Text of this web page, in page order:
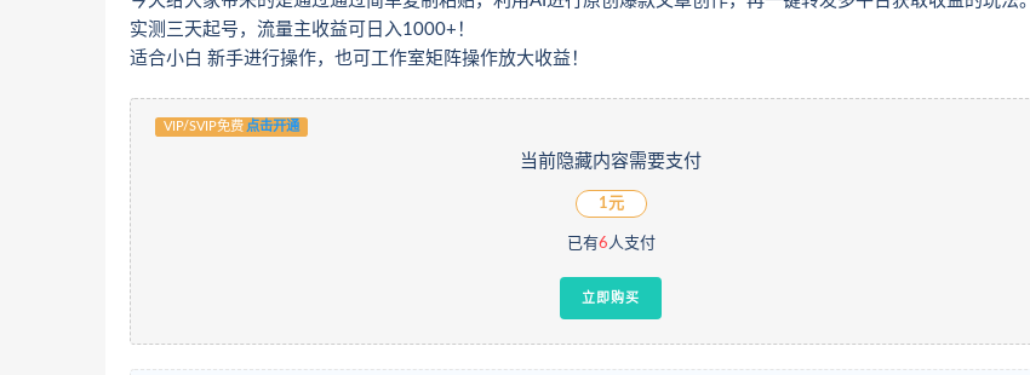
实测三天起号，流量主收益可日入1000+！
适合小白 新手进行操作，也可工作室矩阵操作放大收益！
VIP/SVIP免费 点击开通
当前隐藏内容需要支付
1元
已有6人支付
立即购买